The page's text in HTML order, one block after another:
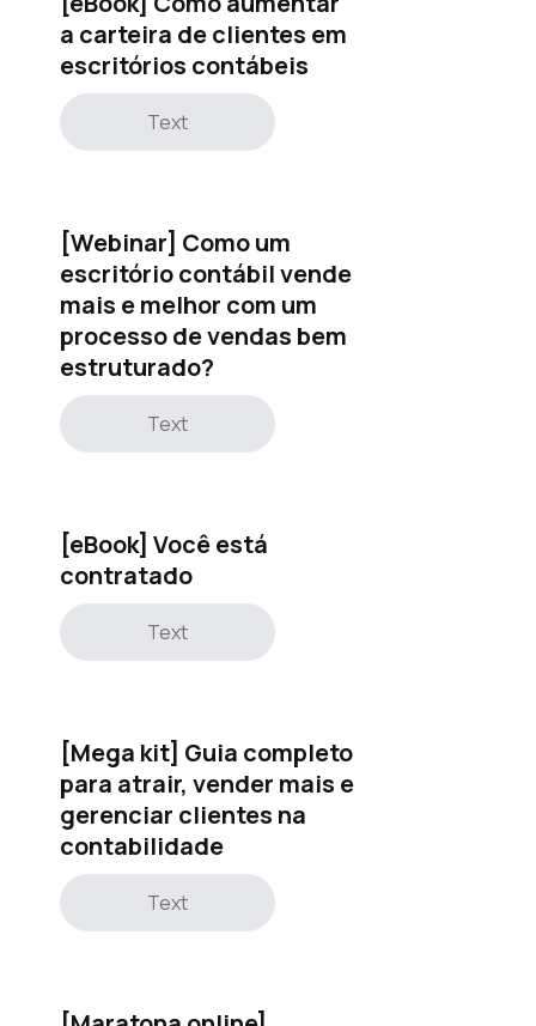
a carteira de clientes em
escritórios contábeis
Text
[Webinar] Como um
escritório contábil vende
mais e melhor com um
processo de vendas bem
estruturado?
Text
[eBook] Você está
contratado
Text
[Mega kit] Guia completo
para atrair, vender mais e
gerenciar clientes na
contabilidade
Text